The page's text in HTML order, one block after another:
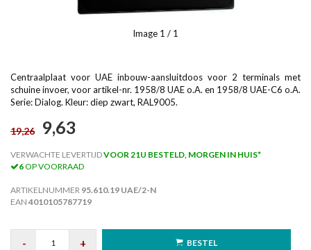
Image 1 / 1
Centraalplaat voor UAE inbouw-aansluitdoos voor 2 terminals met
schuine invoer, voor artikel-nr. 1958/8 UAE o.A. en 1958/8 UAE-C6 o.A.
Serie: Dialog. Kleur: diep zwart, RAL9005.
19,26 9,63
VERWACHTE LEVERTIJDVOOR 21U BESTELD, MORGEN IN HUIS*
6OP VOORRAAD
ARTIKELNUMMER 95.610.19 UAE/2-N
EAN 4010105787719
- + BESTEL